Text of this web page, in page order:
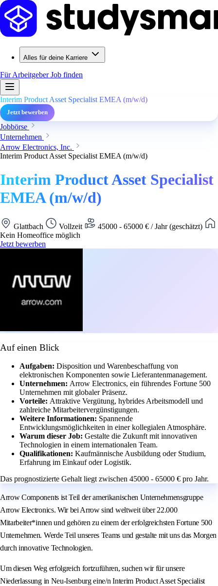
Alles für deine Karriere
Für ArbeitgeberJob finden
Interim Product Asset Specialist EMEA (m/w/d)
Jetzt bewerben
Jobbörse
Unternehmen
Arrow Electronics, Inc.
Interim Product Asset Specialist EMEA (m/w/d)
Interim Product Asset Specialist
EMEA (m/w/d)
Glattbach Vollzeit
45000 - 65000 € / Jahr (geschätzt)
Kein Homeoffice möglich
Jetzt bewerben
Auf einen Blick
Aufgaben: Disposition und Warenbeschaffung von
elektronischen Komponenten sowie Lieferantenmanagement.
Unternehmen: Arrow Electronics, ein führendes Fortune 500
Unternehmen mit globaler Präsenz.
Vorteile: Attraktive Vergütung, hybrides Arbeitsmodell und
zahlreiche Mitarbeitervergünstigungen.
Weitere Informationen: Spannende
Entwicklungsmöglichkeiten in einer kollegialen Atmosphäre.
Warum dieser Job: Gestalte die Zukunft mit innovativen
Technologien in einem internationalen Team.
Qualifikationen: Kaufmännische Ausbildung oder Studium,
Erfahrung im Einkauf oder Logistik.
Das prognostizierte Gehalt liegt zwischen 45000 - 65000 € pro Jahr.
Arrow Components ist Teil der amerikanischen Unternehmensgruppe
Arrow Electronics. Wir bei Arrow sind weltweit über 22.000
Mitarbeiter*innen und gehören zu einem der erfolgreichsten Fortune 500
Unternehmen. Werde Teil unseres Teams und gestalte mit uns das Morgen
durch innovative Technologien.
Um diesen Weg erfolgreich fortzuführen, suchen wir für unsere
Niederlassung in Neu-Isenburg eine/n Interim Product Asset Specialist